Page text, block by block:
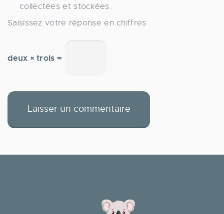
collectées et stockées.
Saisissez votre réponse en chiffres
deux × trois =